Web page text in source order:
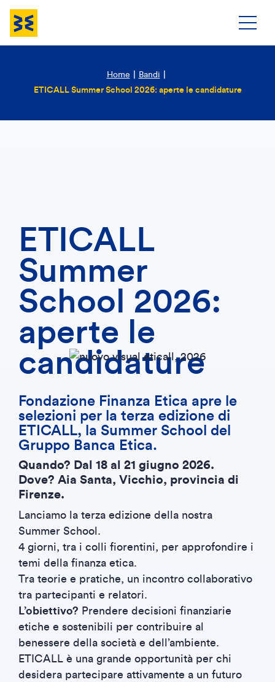
Home Bandi
ETICALL Summer School 2026: aperte le candidature
ETICALL
Summer
School 2026:
aperte le
candidature
Fondazione Finanza Etica apre le
selezioni per la terza edizione di
ETICALL, la Summer School del
Gruppo Banca Etica.
Quando? Dal 18 al 21 giugno 2026.
Dove? Aia Santa, Vicchio, provincia di
Firenze.
Lanciamo la terza edizione della nostra
Summer School.
4 giorni, tra i colli fiorentini, per approfondire i
temi della finanza etica.
Tra teorie e pratiche, un incontro collaborativo
tra partecipanti e relatori.
L’obiettivo? Prendere decisioni finanziarie
etiche e sostenibili per contribuire al
benessere della società e dell’ambiente.
ETICALL è una grande opportunità per chi
desidera partecipare attivamente a un futuro